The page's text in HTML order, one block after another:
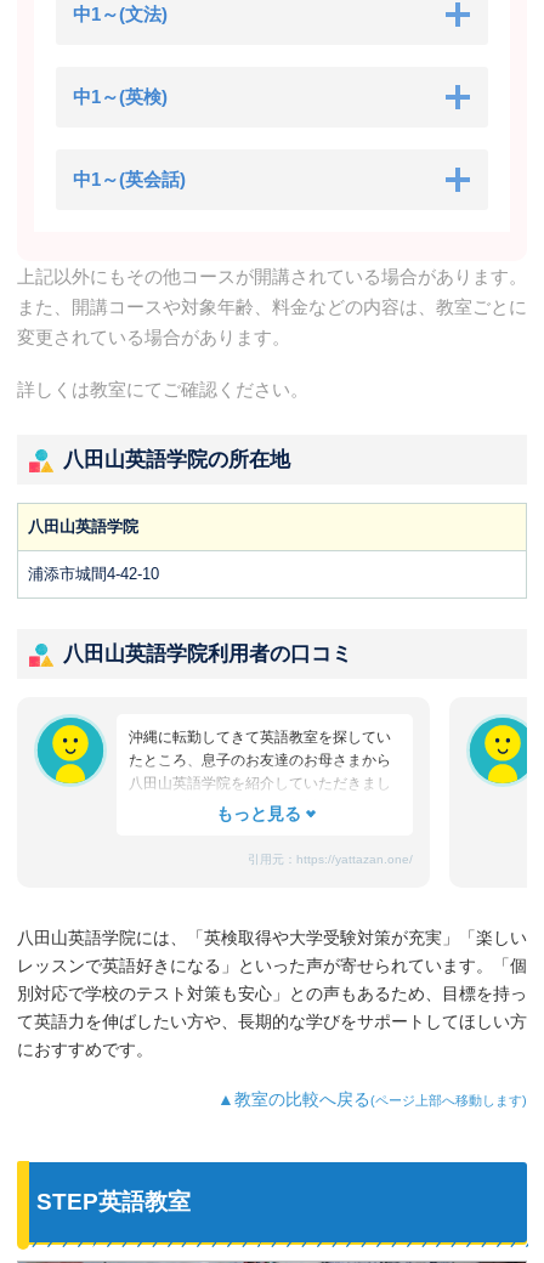
中1～(文法)
中1～(英検)
中1～(英会話)
上記以外にもその他コースが開講されている場合があります。
また、開講コースや対象年齢、料金などの内容は、教室ごとに
変更されている場合があります。
詳しくは教室にてご確認ください。
八田山英語学院の所在地
八田山英語学院
浦添市城間4-42-10
八田山英語学院利用者の口コミ
沖縄に転勤してきて英語教室を探してい
たところ、息子のお友達のお母さまから
八田山英語学院を紹介していただきまし
た。お月謝があまりにも低料金だったの
ン笑) 楽しいレッスンに加え良心的な対
に八田山も卒業となってしまったことが
残念でなりません。先生は英検1級を取得
していますし、保育園や他施設での英語
指導や翻訳、通訳と幅広く活動されてい
てもラッキーでした。ありがとうござい
引用元： https://yattazan.one/
八田山英語学院には、「英検取得や大学受験対策が充実」「楽しい
レッスンで英語好きになる」といった声が寄せられています。「個
別対応で学校のテスト対策も安心」との声もあるため、目標を持っ
て英語力を伸ばしたい方や、長期的な学びをサポートしてほしい方
におすすめです。
▲教室の比較へ戻る(ページ上部へ移動します)
STEP英語教室